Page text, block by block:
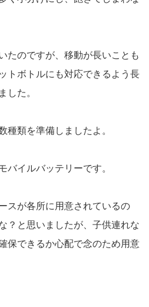
たのですが、移動が長いことも
トボトルにも対応できるよう長
した。
種類を準備しましたよ。
バイルバッテリーです。
スが各所に用意されているの
？と思いましたが、子供連れな
保できるか心配で念のため用意